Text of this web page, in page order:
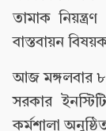
তামাক
বাস্তবায়ন
আজ মঙ্গলবার ৮
সরকার
কর্মশালা